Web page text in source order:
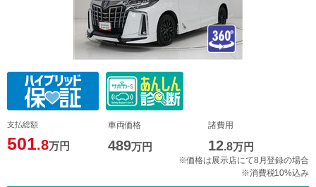
支払総額
501.8万円
車両価格
489万円
諸費用
12.8万円
※価格は展示店にて8月登録の場合
※消費税10%込み